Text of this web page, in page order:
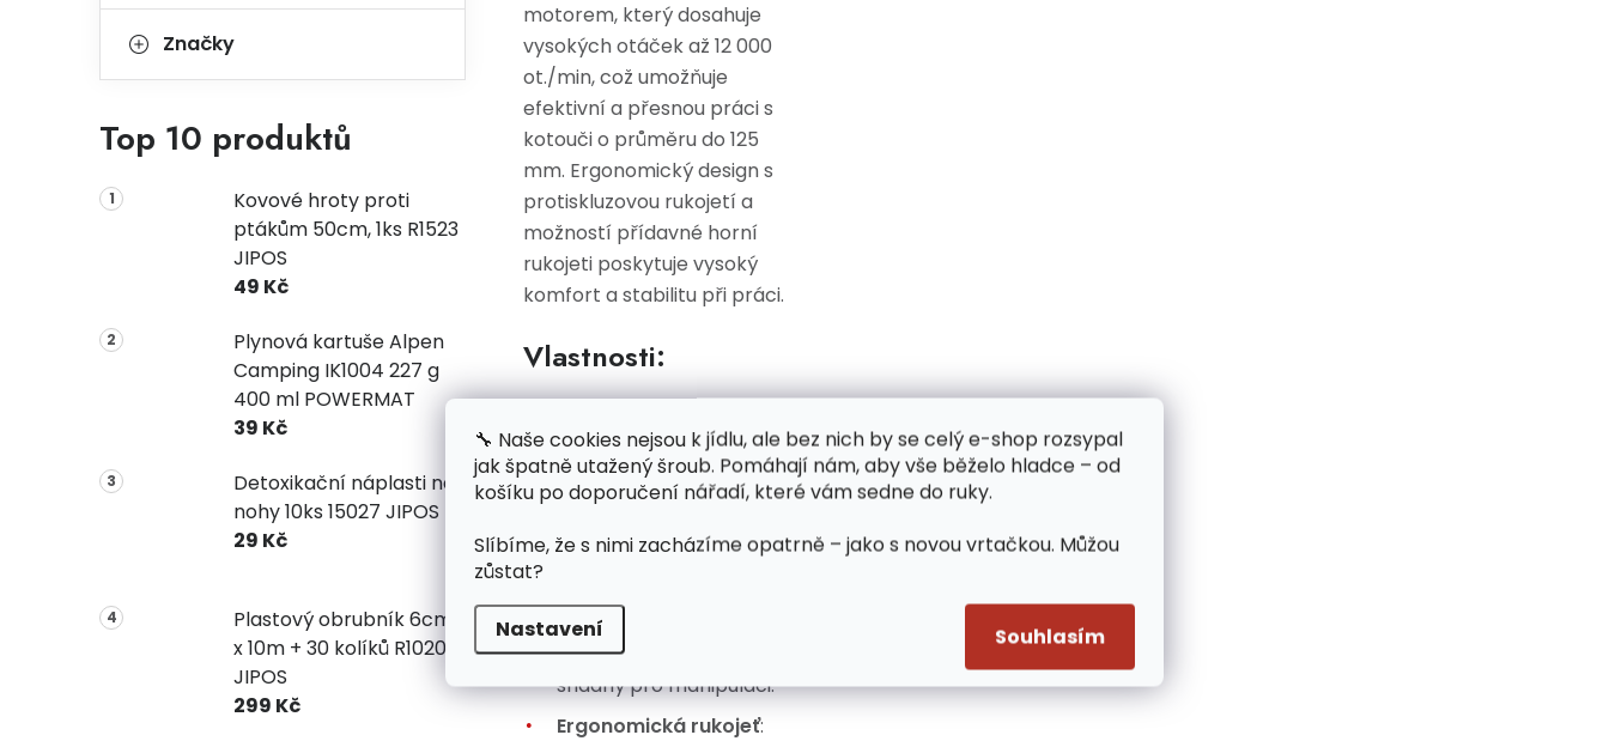
🔧 Naše cookies nejsou k jídlu, ale bez nich by se celý e-shop rozsypal
jak špatně utažený šroub. Pomáhají nám, aby vše běželo hladce – od
košíku po doporučení nářadí, které vám sedne do ruky.
Slíbíme, že s nimi zacházíme opatrně – jako s novou vrtačkou. Můžou
zůstat?
Nastavení Souhlasím
Značky
Top 10 produktů
Kovové hroty proti
ptákům 50cm, 1ks R1523
JIPOS
49 Kč
Plynová kartuše Alpen
Camping IK1004 227 g
400 ml POWERMAT
39 Kč
Detoxikační náplasti na
nohy 10ks 15027 JIPOS
29 Kč
Plastový obrubník 6cm
x 10m + 30 kolíků R1020
JIPOS
299 Kč
motorem, který dosahuje
vysokých otáček až 12 000
ot./min, což umožňuje
efektivní a přesnou práci s
kotouči o průměru do 125
mm. Ergonomický design s
protiskluzovou rukojetí a
možností přídavné horní
rukojeti poskytuje vysoký
komfort a stabilitu při práci.
Vlastnosti:
Výkonný 850W motor
Umožňuje dosáhnout
vysokých otáček (12 000
řezání a broušení.
Vhodný pro práci s
menšími plochami a
snadný pro manipulaci.
Ergonomická rukojeť: